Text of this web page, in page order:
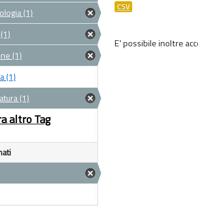
CSV
E' possibile inoltre
(1)
(1)
(1)
(1)
altro Tag